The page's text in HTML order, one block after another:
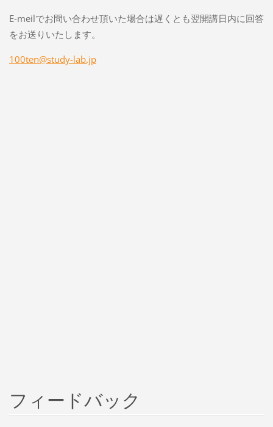
E-meilでお問い合わせ頂いた場合は遅くとも翌開講日内に回答
をお送りいたします。
100ten@study-lab.jp
フィードバック